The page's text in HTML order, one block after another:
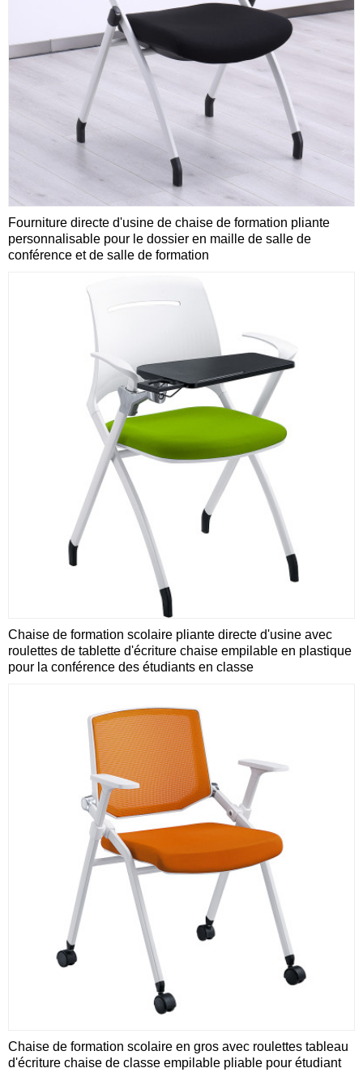
Fourniture directe d'usine de chaise de formation pliante
personnalisable pour le dossier en maille de salle de
conférence et de salle de formation
Chaise de formation scolaire pliante directe d'usine avec
roulettes de tablette d'écriture chaise empilable en plastique
pour la conférence des étudiants en classe
Chaise de formation scolaire en gros avec roulettes tableau
d'écriture chaise de classe empilable pliable pour étudiant